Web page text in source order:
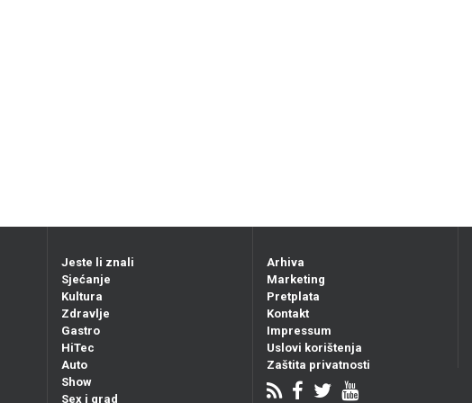
Jeste li znali
Sjećanje
Kultura
Zdravlje
Gastro
HiTec
Auto
Show
Sex i grad
Arhiva
Marketing
Pretplata
Kontakt
Impressum
Uslovi korištenja
Zaštita privatnosti